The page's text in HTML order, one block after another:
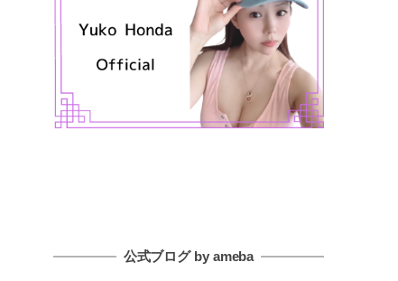
公式ブログ by ameba